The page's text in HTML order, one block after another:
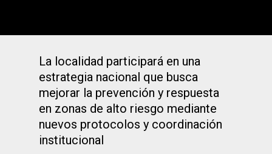
La localidad participará en una
estrategia nacional que busca
mejorar la prevención y respuesta
en zonas de alto riesgo mediante
nuevos protocolos y coordinación
institucional